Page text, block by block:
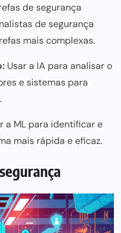
de segurança
de segurança
mais complexas.
Usar a IA para analisar o
e sistemas para
a ML para identificar e
mais rápida e eficaz.